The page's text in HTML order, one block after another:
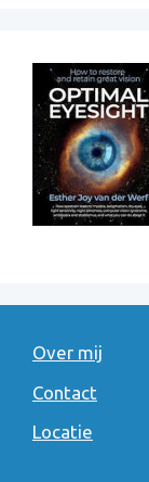
Over mij
Contact
Locatie